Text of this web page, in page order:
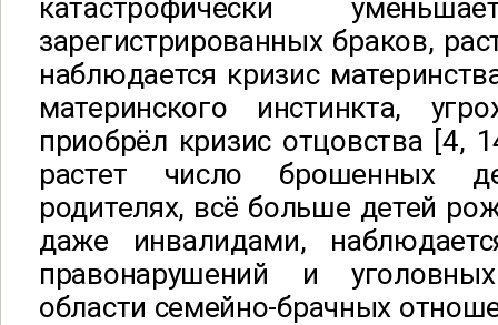
катастрофически
зарегистрированных браков,
наблюдается кризис
материнского инстинкта,
приобрёл кризис отцовства [4,
растет число брошенных
родителях, всё больше детей
даже инвалидами,
правонарушений и
области семейно-брачных